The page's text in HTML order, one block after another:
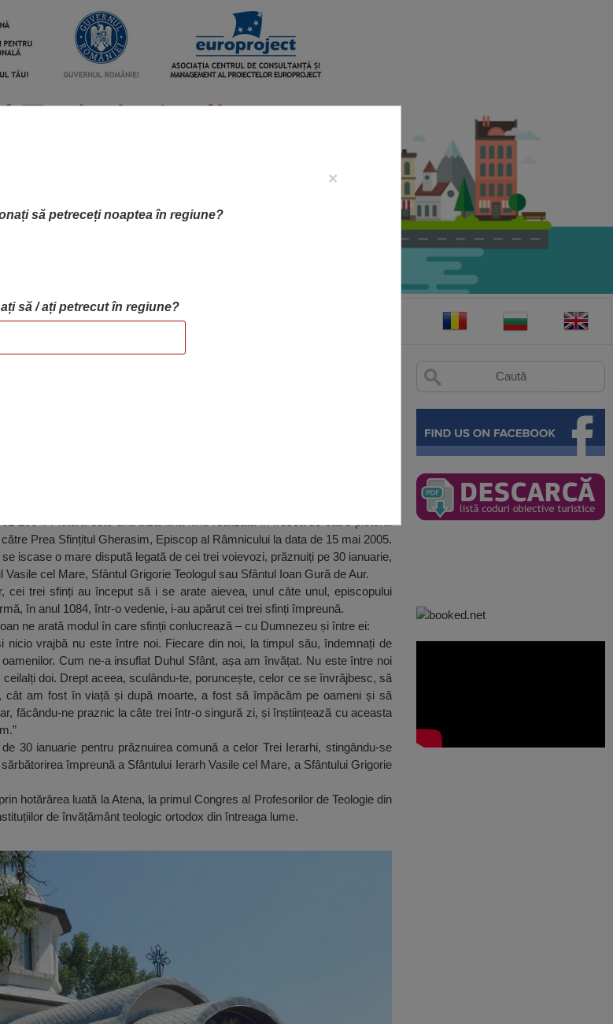
OBIECTIVE
2004. Pictura este una bizantină fiind realizată în frescă de către pictorul
Prea Sfințitul Gherasim, Episcop al Râmnicului la data de 15 mai 2005.
iscase o mare dispută legată de cei trei voievozi, prăznuiți pe 30 ianuarie,
cel Mare, Sfântul Grigorie Teologul sau Sfântul Ioan Gură de Aur.
cei trei sfinți au început să i se arate aievea, unul câte unul, episcopului
în anul 1084, într-o vedenie, i-au apărut cei trei sfinți împreună.
ne arată modul în care sfinții conlucrează – cu Dumnezeu și între ei:
vrajbă nu este între noi. Fiecare din noi, la timpul său, îndemnați de
Cum ne-a insuflat Duhul Sfânt, așa am învățat. Nu este între noi
doi. Drept aceea, sculându-te, poruncește, celor ce se învrăjbesc, să
cât am fost în viață și după moarte, a fost să împăcăm pe oameni și să
făcându-ne praznic la câte trei într-o singură zi, și înștiințează cu aceasta
30 ianuarie pentru prăznuirea comună a celor Trei Ierarhi, stingându-se
împreună a Sfântului Ierarh Vasile cel Mare, a Sfântului Grigorie
hotărârea luată la Atena, la primul Congres al Profesorilor de Teologie din
de învățământ teologic ortodox din întreaga lume.
×
să petreceți noaptea în regiune?
să / ați petrecut în regiune?